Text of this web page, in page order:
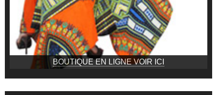
BOUTIQUE EN LIGNE VOIR ICI